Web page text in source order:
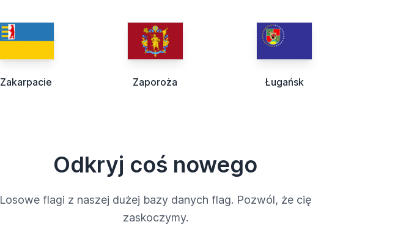
Zakarpacie Zaporoża Ługańsk
Odkryj coś nowego
Losowe flagi z naszej dużej bazy danych flag. Pozwól, że cię
zaskoczymy.